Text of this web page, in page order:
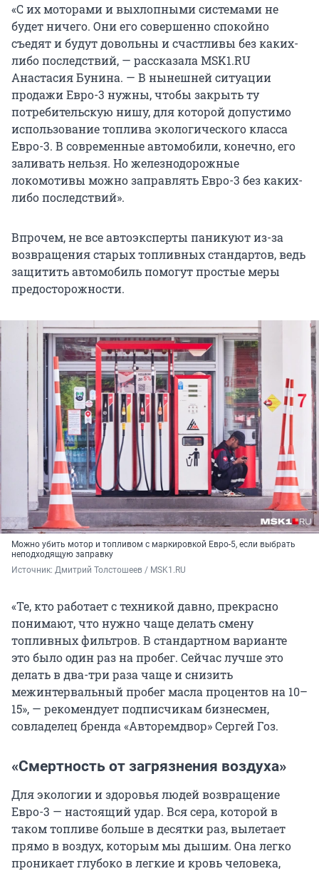
«С их моторами и выхлопными системами не
будет ничего. Они его совершенно спокойно
съедят и будут довольны и счастливы без каких-
либо последствий, — рассказала MSK1.RU
Анастасия Бунина. — В нынешней ситуации
продажи Евро-3 нужны, чтобы закрыть ту
потребительскую нишу, для которой допустимо
использование топлива экологического класса
Евро-3. В современные автомобили, конечно, его
заливать нельзя. Но железнодорожные
локомотивы можно заправлять Евро-3 без каких-
либо последствий».
Впрочем, не все автоэксперты паникуют из-за
возвращения старых топливных стандартов, ведь
защитить автомобиль помогут простые меры
предосторожности.
Можно убить мотор и топливом с маркировкой Евро-5, если выбрать
неподходящую заправку
Источник: Дмитрий Толстошеев / MSK1.RU
«Те, кто работает с техникой давно, прекрасно
понимают, что нужно чаще делать смену
топливных фильтров. В стандартном варианте
это было один раз на пробег. Сейчас лучше это
делать в два-три раза чаще и снизить
межинтервальный пробег масла процентов на 10–
15», — рекомендует подписчикам бизнесмен,
совладелец бренда «Авторемдвор» Сергей Гоз.
«Смертность от загрязнения воздуха»
Для экологии и здоровья людей возвращение
Евро-3 — настоящий удар. Вся сера, которой в
таком топливе больше в десятки раз, вылетает
прямо в воздух, которым мы дышим. Она легко
проникает глубоко в легкие и кровь человека,